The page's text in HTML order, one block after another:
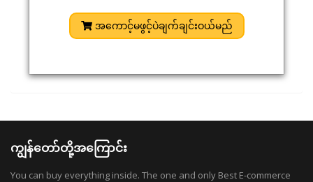
အကောင့်မဖွင့်ပဲချက်ချင်းဝယ်မည်
ကျွန်တော်တို့အကြောင်း
You can buy everything inside. The one and only Best E-commerce